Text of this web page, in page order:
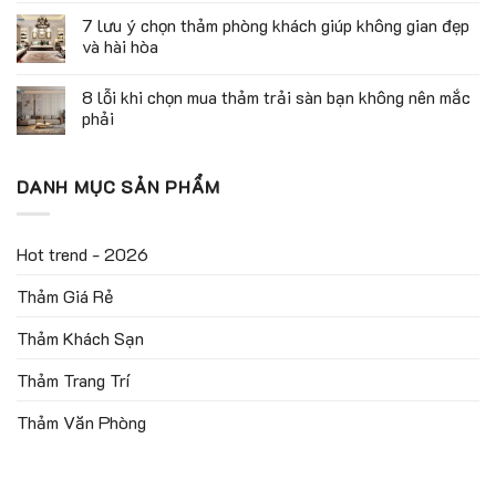
7 lưu ý chọn thảm phòng khách giúp không gian đẹp
và hài hòa
8 lỗi khi chọn mua thảm trải sàn bạn không nên mắc
phải
DANH MỤC SẢN PHẨM
Hot trend - 2026
Thảm Giá Rẻ
Thảm Khách Sạn
Thảm Trang Trí
Thảm Văn Phòng